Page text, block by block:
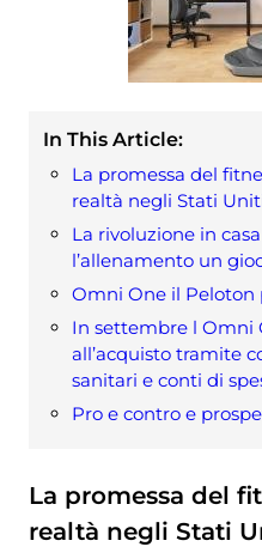
In This Article:
La promessa del
realtà negli Stati
La rivoluzione in
l’allenamento un
Omni One il Peloton
In settembre l Omni
all’acquisto tramite
sanitari e conti di
Pro e contro e
La promessa del
realtà negli Stati